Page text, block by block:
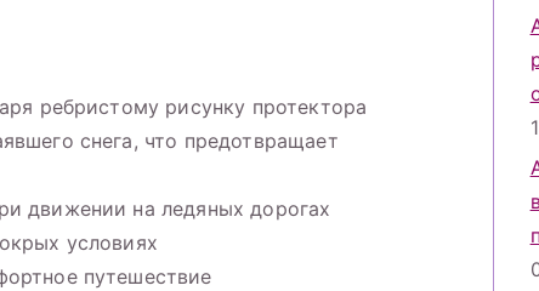
ребристому рисунку протектора
снега, что предотвращает
движении на ледяных дорогах
условиях
путешествие